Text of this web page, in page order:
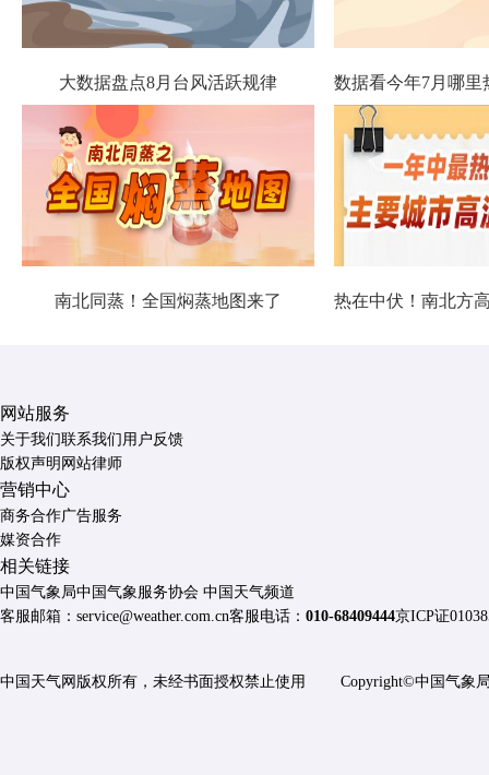
大数据盘点8月台风活跃规律
南北同蒸！全国焖蒸地图来了
网站服务
关于我们联系我们 用户反馈
版权声明 网站律师
营销中心
商务合作广告服务
媒资合作
相关链接
中国气象局中国气象服务协会 中国天气频道
客服邮箱： service@weather.com.cn客服电话： 010-68409444京ICP证
中国天气网版权所有，未经书面授权禁止使用 Copyright©中国气象